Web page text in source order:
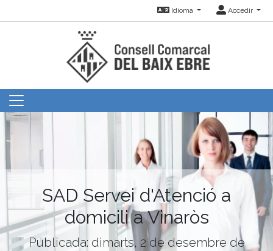
Idioma Accedir
SAD Servei d'Atenció a
domicili a Vinaròs
Publicada: dimarts, 2 de desembre de